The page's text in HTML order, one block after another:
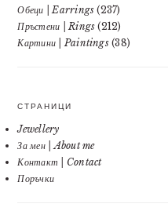
Обеци | Earrings (237)
Пръстени | Rings (212)
Картини | Paintings(38)
СТРАНИЦИ
Jewellery
За мен | About me
Контакт | Contact
Поръчки